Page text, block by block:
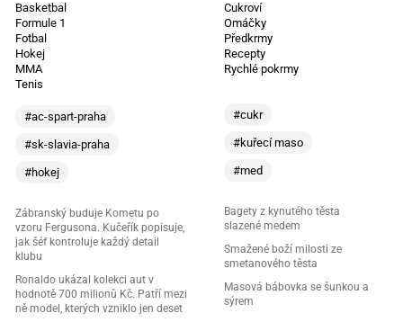
Basketbal
Formule 1
Fotbal
Hokej
MMA
Tenis
#ac-spart-praha
#sk-slavia-praha
#hokej
Zábranský buduje Kometu po
vzoru Fergusona. Kučeřík popisuje,
jak šéf kontroluje každý detail
klubu
Ronaldo ukázal kolekci aut v
hodnotě 700 milionů Kč. Patří mezi
ně model, kterých vzniklo jen deset
Cukroví
Omáčky
Předkrmy
Recepty
Rychlé pokrmy
#cukr
#kuřecí maso
#med
Bagety z kynutého těsta
slazené medem
Smažené boží milosti ze
smetanového těsta
Masová bábovka se šunkou a
sýrem